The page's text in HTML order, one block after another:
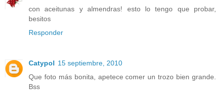
con aceitunas y almendras! esto lo tengo que probar,
besitos
Responder
Catypol 15 septiembre, 2010
Que foto más bonita, apetece comer un trozo bien grande.
Bss